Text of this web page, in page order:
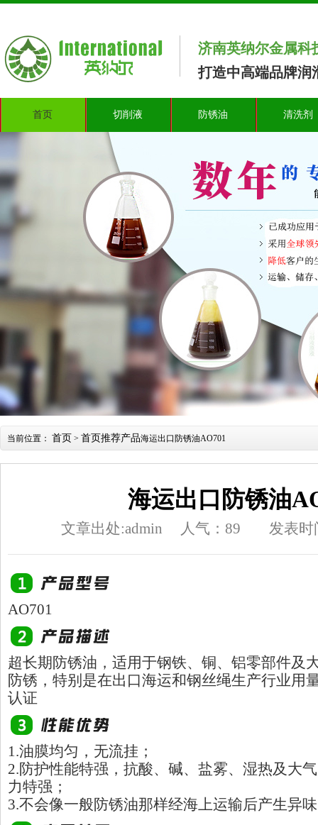
济南英纳尔金属科
打造中高端品牌润
首页 切削液 防锈油 清洗剂
当前位置： 首页 > 首页推荐产品海运出口防锈油AO701
海运出口防锈油
文章出处:admin 人气： 89 发表时
AO701
超长期防锈油，适用于钢铁、铜、铝零部件及
防锈，特别是在出口海运和钢丝绳生产行业用
认证
1.油膜均匀，无流挂；
2.防护性能特强，抗酸、碱、盐雾、湿热及大
力特强；
3.不会像一般防锈油那样经海上运输后产生异